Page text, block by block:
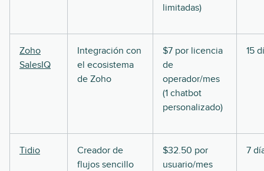
limitadas)
Zoho
SalesIQ
Integración con
el ecosistema
de Zoho
$7 por licencia
de
operador/mes
(1 chatbot
personalizado)
15
Tidio
Creador de
flujos sencillo
$32.50 por
usuario/mes
7